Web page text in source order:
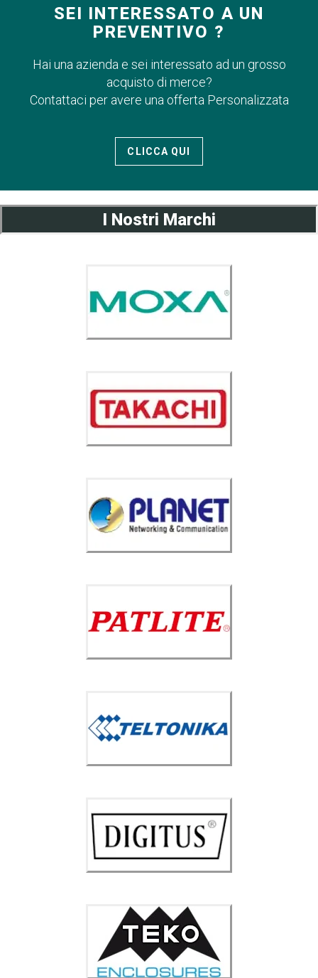
SEI INTERESSATO A UN
PREVENTIVO ?
Hai una azienda e sei interessato ad un grosso
acquisto di merce?
Contattaci per avere una offerta Personalizzata
CLICCA QUI
I Nostri Marchi